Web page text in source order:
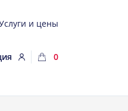
и цены
0